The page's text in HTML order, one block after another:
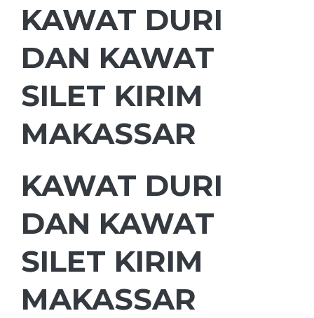
KAWAT DURI
DAN KAWAT
SILET KIRIM
MAKASSAR
KAWAT DURI
DAN KAWAT
SILET KIRIM
MAKASSAR